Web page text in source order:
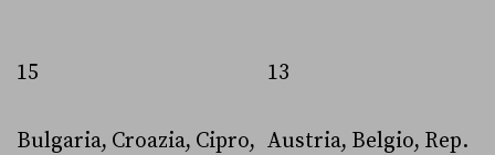
15 13
Bulgaria, Croazia, Cipro, Austria, Belgio, Rep.